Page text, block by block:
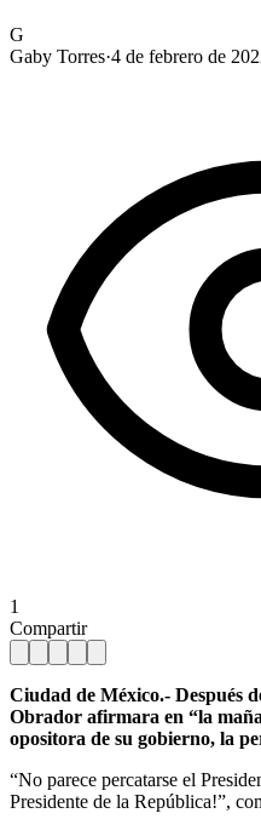
G
Gaby Torres·4 de febrero de
1
Compartir
Ciudad de México.- Después
Obrador afirmara en “la
opositora de su gobierno, la
“No parece percatarse el
Presidente de la República!”,